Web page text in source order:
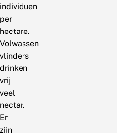
individuen
per
hectare.
Volwassen
vlinders
drinken
vrij
veel
nectar.
Er
zijn